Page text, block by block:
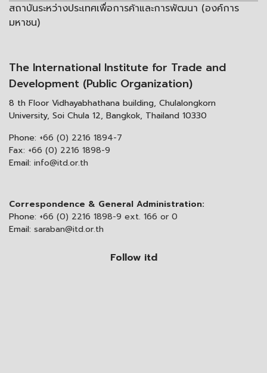
สถาบันระหว่างประเทศเพื่อการค้าและการพัฒนา (องค์การ
มหาชน)
The International Institute for Trade and
Development (Public Organization)
8 th Floor Vidhayabhathana building, Chulalongkorn
University, Soi Chula 12, Bangkok, Thailand 10330
Phone: +66 (0) 2216 1894-7
Fax: +66 (0) 2216 1898-9
Email: info@itd.or.th
Correspondence & General Administration:
Phone: +66 (0) 2216 1898-9 ext. 166 or 0
Email: saraban@itd.or.th
Follow itd